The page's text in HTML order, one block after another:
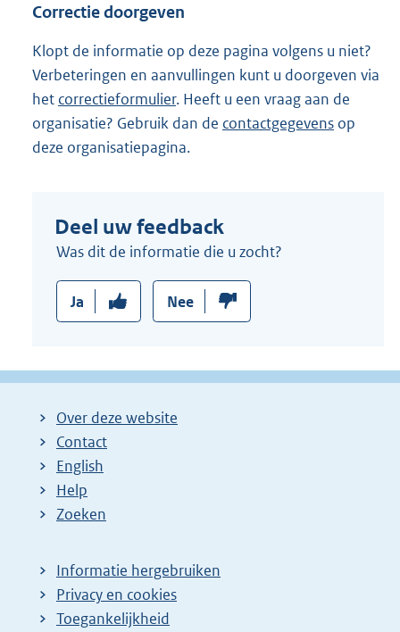
k
:
Correctie doorgeven
Klopt de informatie op deze pagina volgens u niet?
Verbeteringen en aanvullingen kunt u doorgeven via
het correctieformulier. Heeft u een vraag aan de
organisatie? Gebruik dan de contactgegevens op
deze organisatiepagina.
Deel uw feedback
Was dit de informatie die u zocht?
Ja Nee
Over deze website
Contact
English
Help
Zoeken
Informatie hergebruiken
Privacy en cookies
Toegankelijkheid